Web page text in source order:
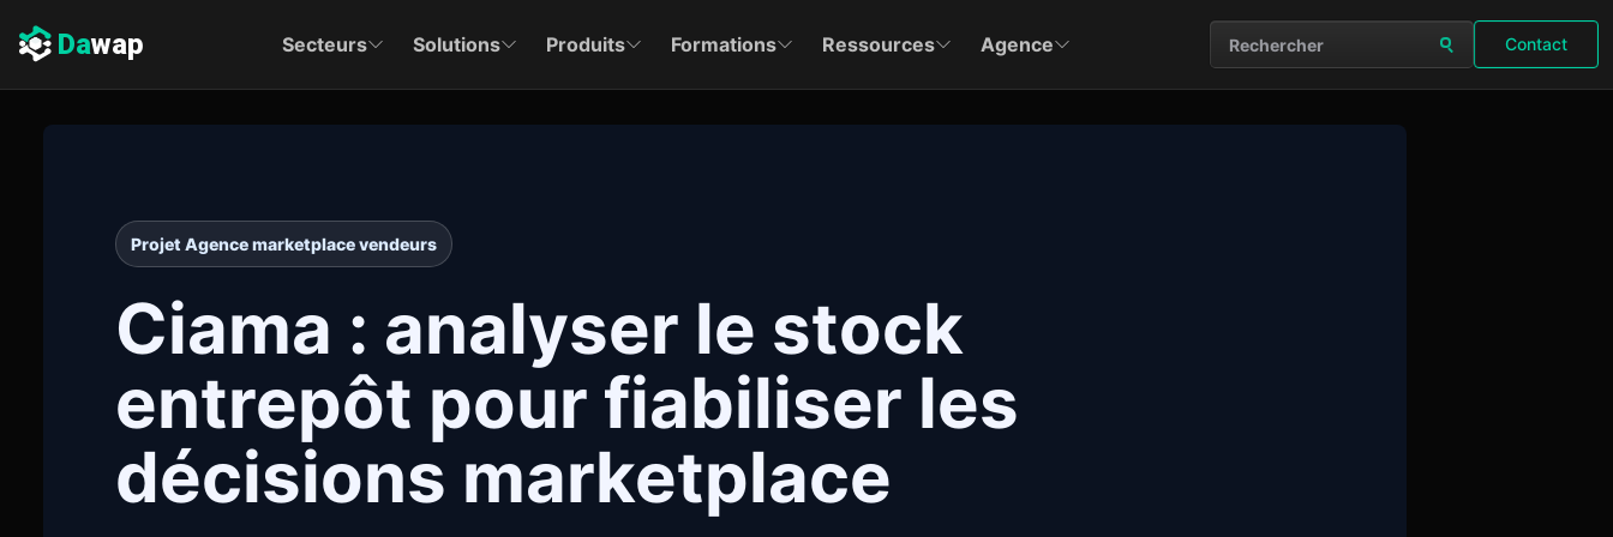
Dawap Secteurs Solutions Produits Formations Ressources Agence
Rechercher sur le site
Contact
Projet Agence marketplace vendeurs
Ciama : analyser le stock
entrepôt pour fiabiliser les
décisions marketplace